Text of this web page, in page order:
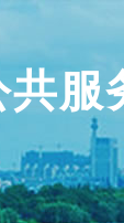
服